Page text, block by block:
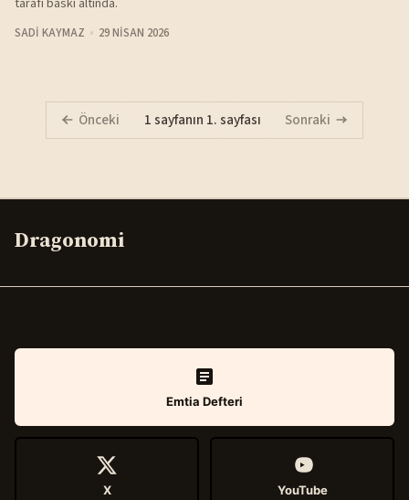
SADI KAYMAZ 29 NISAN 2026
Önceki 1 sayfanın 1. sayfası Sonraki
Dragonomi
Emtia Defteri
X YouTube